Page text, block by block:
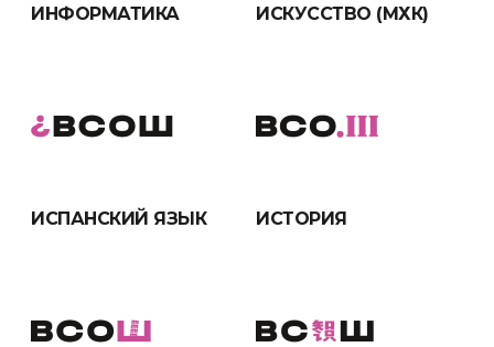
ИНФОРМАТИКА ИСКУССТВО (МХК)
ИСПАНСКИЙ ЯЗЫК ИСТОРИЯ